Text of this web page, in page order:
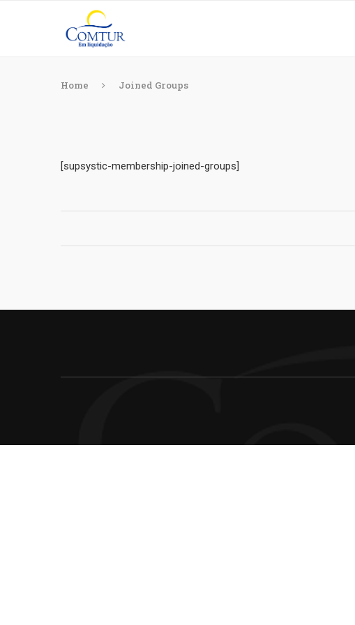
Home Joined Groups
[supsystic-membership-joined-groups]